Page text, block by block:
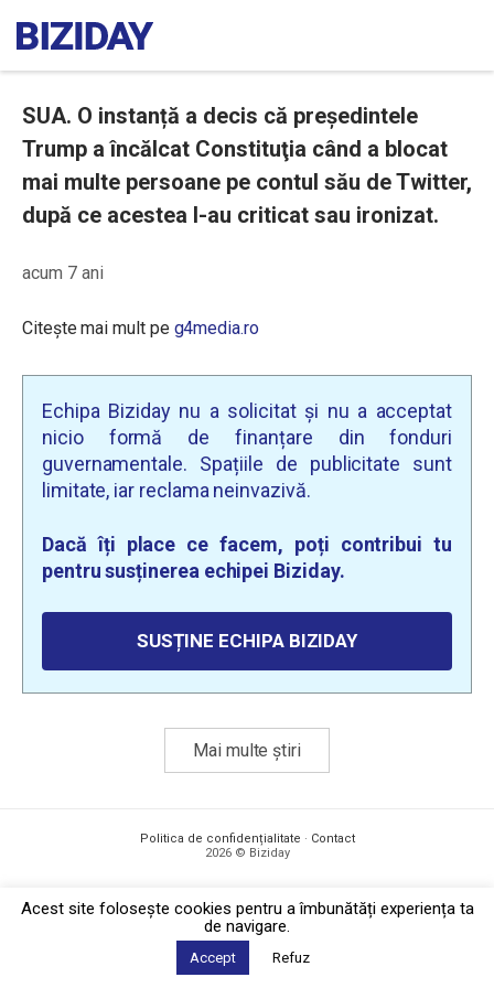
SUA. O instanță a decis că preşedintele
Trump a încălcat Constituţia când a blocat
mai multe persoane pe contul său de Twitter,
după ce acestea l-au criticat sau ironizat.
acum 7 ani
Citește mai mult pe g4media.ro
Echipa Biziday nu a solicitat și nu a acceptat
nicio formă de finanțare din fonduri
guvernamentale. Spațiile de publicitate sunt
limitate, iar reclama neinvazivă.
Dacă îți place ce facem, poți contribui tu
pentru susținerea echipei Biziday.
SUSȚINE ECHIPA BIZIDAY
Mai multe știri
Politica de confidențialitate · Contact
2026 © Biziday
Acest site foloseşte cookies pentru a îmbunătăți experiența ta
de navigare.
Accept Refuz